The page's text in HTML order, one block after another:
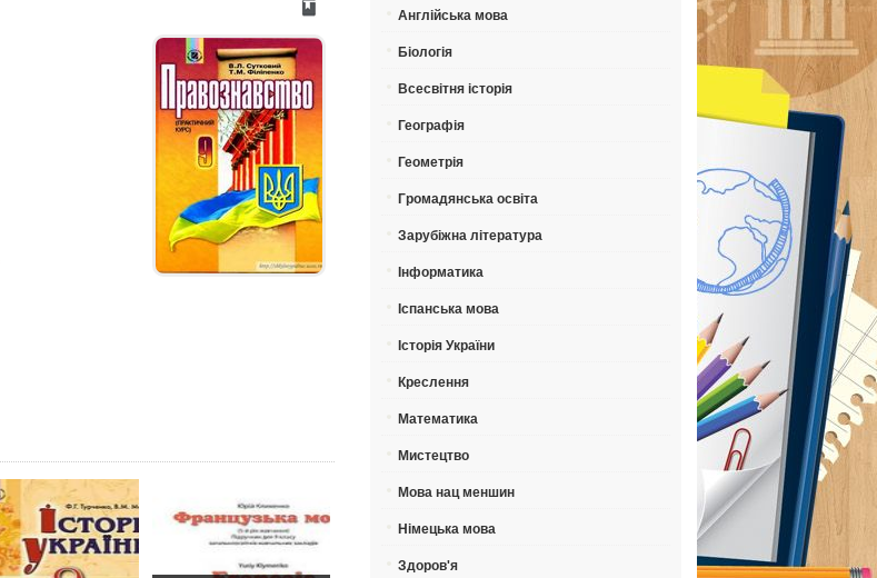
Англійська мова
Біологія
Всесвітня історія
Географія
Геометрія
Громадянська освіта
Зарубіжна література
Інформатика
Іспанська мова
Історія України
Креслення
Математика
Мистецтво
Мова нац меншин
Німецька мова
Здоров'я